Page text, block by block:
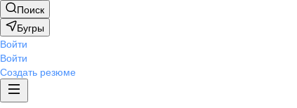
Поиск
Бугры
Войти
Войти
Создать резюме